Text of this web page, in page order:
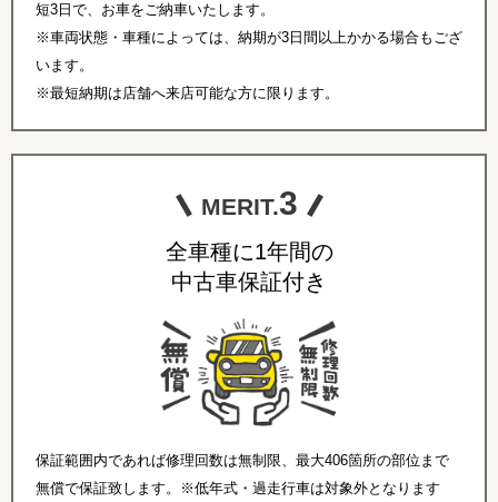
短3日で、お車をご納車いたします。
※車両状態・車種によっては、納期が3日間以上かかる場合もござ
います。
※最短納期は店舗へ来店可能な方に限ります。
MERIT.3
全車種に1年間の
中古車保証付き
保証範囲内であれば修理回数は無制限、最大406箇所の部位まで
無償で保証致します。※低年式・過走行車は対象外となります